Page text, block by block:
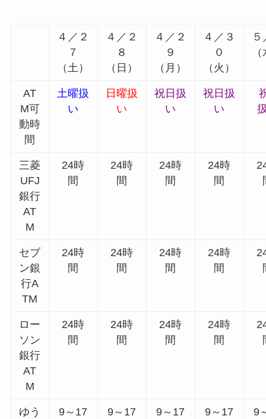
４／２
７
（土）
４／２
８
（日）
４／２
９
（月）
４／３
０
（火）
AT
M可
動時
間
土曜扱
い
日曜扱
い
祝日扱
い
祝日扱
い
三菱
UFJ
銀行
AT
M
24時
間
24時
間
24時
間
24時
間
セブ
ン銀
行A
TM
24時
間
24時
間
24時
間
24時
間
ロー
ソン
銀行
AT
M
24時
間
24時
間
24時
間
24時
間
ゆう
9～17
9～17
9～17
9～17
9